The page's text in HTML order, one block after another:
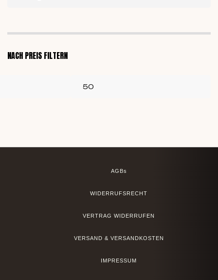
NACH PREIS FILTERN
AGBs
WIDERRUFSRECHT
VERTRAG WIDERRUFEN
VERSAND & VERSANDKOSTEN
IMPRESSUM